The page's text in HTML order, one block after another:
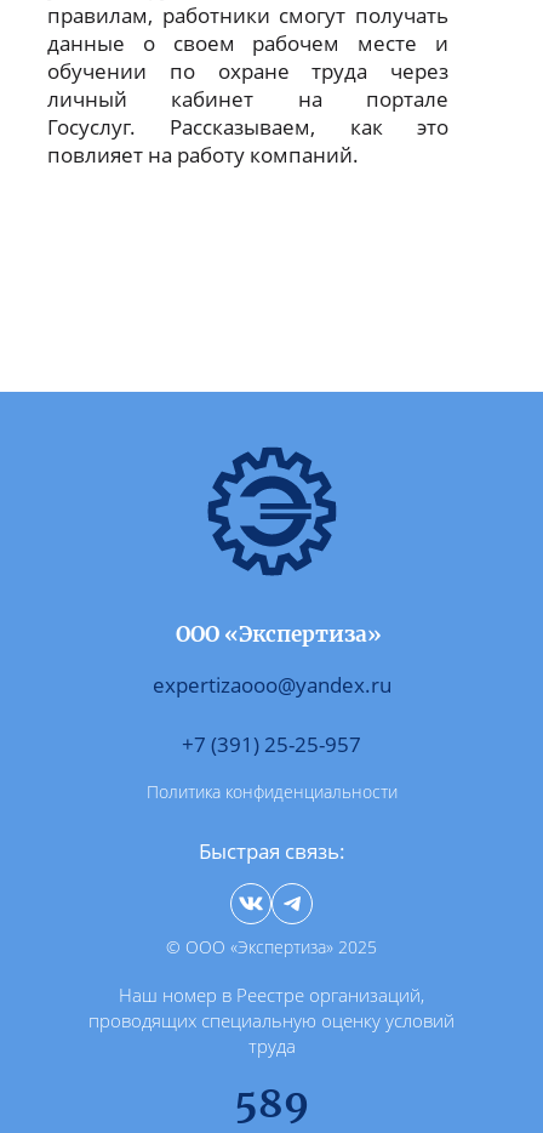
правилам, работники смогут получать
данные о своем рабочем месте и
обучении по охране труда через
личный кабинет на портале
Госуслуг. Рассказываем, как это
повлияет на работу компаний.
ООО «Экспертиза»
expertizaooo@yandex.ru
+7 (391) 25-25-957
Политика конфиденциальности
Быстрая связь:
© ООО «Экспертиза» 2025
Наш номер в Реестре организаций,
проводящих специальную оценку условий
труда
589